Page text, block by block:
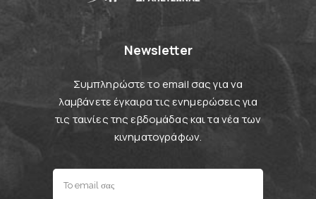
Newsletter
Συμπληρώστε το email σας για να
λαμβάνετε έγκαιρα τις ενημερώσεις για
τις ταινίες της εβδομάδας και τα νέα των
κινηματογράφων.